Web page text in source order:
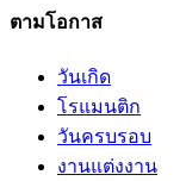
ตามโอกาส
วันเกิด
โรแมนติก
วันครบรอบ
งานแต่งงาน